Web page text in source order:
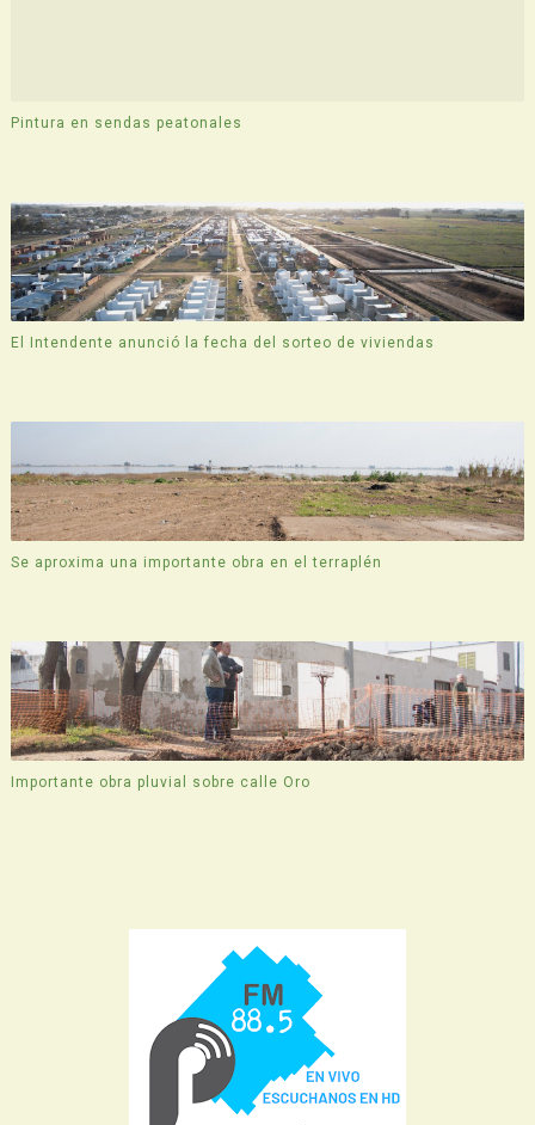
Pintura en sendas peatonales
El Intendente anunció la fecha del sorteo de viviendas
Se aproxima una importante obra en el terraplén
Importante obra pluvial sobre calle Oro